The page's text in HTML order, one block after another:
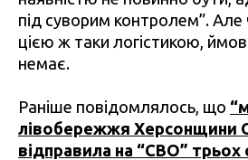
під суворим контролем”. Але
цією ж таки логістикою,
немає.
Раніше повідомлялось, що
лівобережжя Херсонщини
відправила на “СВО” трьох